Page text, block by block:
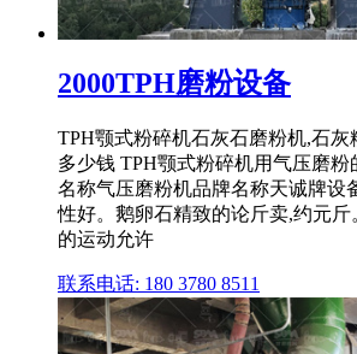
2000TPH磨粉设备
TPH颚式粉碎机石灰石磨粉机,石
多少钱 TPH颚式粉碎机用气压磨
名称气压磨粉机品牌名称天诚牌设
性好。鹅卵石精致的论斤卖,约元
的运动允许
联系电话: 180 3780 8511